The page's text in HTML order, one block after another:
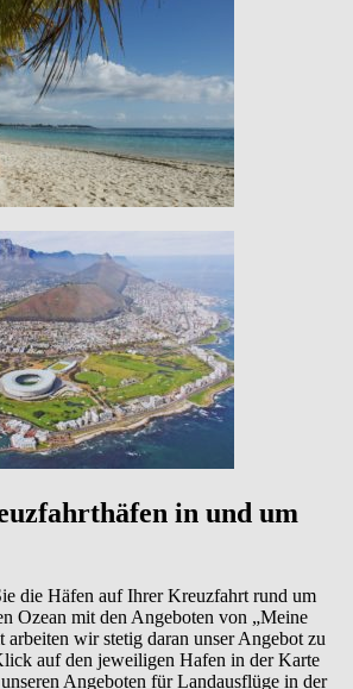
in und um
die Häfen auf Ihrer Kreuzfahrt rund um
Ozean mit den Angeboten von „Meine
arbeiten wir stetig daran unser Angebot zu
auf den jeweiligen Hafen in der Karte
Angeboten für Landausflüge in der